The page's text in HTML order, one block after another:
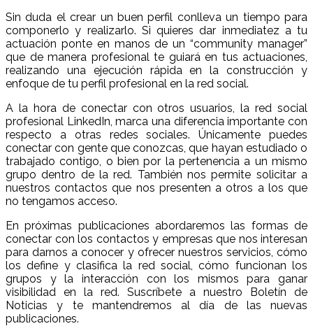
Sin duda el crear un buen perfil conlleva un tiempo para
componerlo y realizarlo. Si quieres dar inmediatez a tu
actuación ponte en manos de un “community manager”
que de manera profesional te guiará en tus actuaciones,
realizando una ejecución rápida en la construcción y
enfoque de tu perfil profesional en la red social.
A la hora de conectar con otros usuarios, la red social
profesional LinkedIn, marca una diferencia importante con
respecto a otras redes sociales. Únicamente puedes
conectar con gente que conozcas, que hayan estudiado o
trabajado contigo, o bien por la pertenencia a un mismo
grupo dentro de la red. También nos permite solicitar a
nuestros contactos que nos presenten a otros a los que
no tengamos acceso.
En próximas publicaciones abordaremos las formas de
conectar con los contactos y empresas que nos interesan
para darnos a conocer y ofrecer nuestros servicios, cómo
los define y clasifica la red social, cómo funcionan los
grupos y la interacción con los mismos para ganar
visibilidad en la red. Suscríbete a nuestro Boletín de
Noticias y te mantendremos al día de las nuevas
publicaciones.